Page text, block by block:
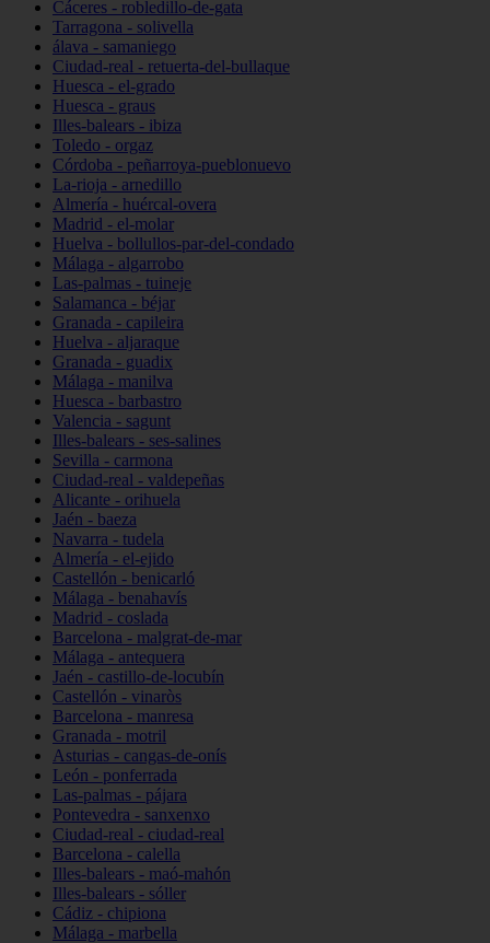
Cáceres - robledillo-de-gata
Tarragona - solivella
álava - samaniego
Ciudad-real - retuerta-del-bullaque
Huesca - el-grado
Huesca - graus
Illes-balears - ibiza
Toledo - orgaz
Córdoba - peñarroya-pueblonuevo
La-rioja - arnedillo
Almería - huércal-overa
Madrid - el-molar
Huelva - bollullos-par-del-condado
Málaga - algarrobo
Las-palmas - tuineje
Salamanca - béjar
Granada - capileira
Huelva - aljaraque
Granada - guadix
Málaga - manilva
Huesca - barbastro
Valencia - sagunt
Illes-balears - ses-salines
Sevilla - carmona
Ciudad-real - valdepeñas
Alicante - orihuela
Jaén - baeza
Navarra - tudela
Almería - el-ejido
Castellón - benicarló
Málaga - benahavís
Madrid - coslada
Barcelona - malgrat-de-mar
Málaga - antequera
Jaén - castillo-de-locubín
Castellón - vinaròs
Barcelona - manresa
Granada - motril
Asturias - cangas-de-onís
León - ponferrada
Las-palmas - pájara
Pontevedra - sanxenxo
Ciudad-real - ciudad-real
Barcelona - calella
Illes-balears - maó-mahón
Illes-balears - sóller
Cádiz - chipiona
Málaga - marbella